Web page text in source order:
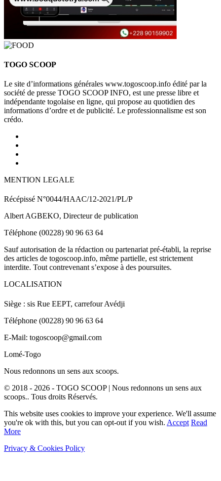
TOGO SCOOP
Le site d’informations générales www.togoscoop.info édité par la
société de presse TOGO SCOOP INFO, est une presse libre et
indépendante togolaise en ligne, qui propose au quotidien des
informations d’ordre et de publicité. Le professionnalisme est son
crédo.
MENTION LEGALE
Récépissé N°0044/HAAC/12-2021/PL/P
Albert AGBEKO, Directeur de publication
Téléphone (00228) 90 96 63 64
Sauf autorisation de la rédaction ou partenariat pré-établi, la reprise
des articles de togoscoop.info, même partielle, est strictement
interdite. Tout contrevenant s’expose à des poursuites.
LOCALISATION
Siège : sis Rue EEPT, carrefour Avédji
Téléphone (00228) 90 96 63 64
E-Mail: togoscoop@gmail.com
Lomé-Togo
Nous redonnons un sens aux scoops.
© 2018 - 2026 - TOGO SCOOP | Nous redonnons un sens aux
scoops.. Tous droits Réservés.
This website uses cookies to improve your experience. We'll assume
you're ok with this, but you can opt-out if you wish. Accept Read
More
Privacy & Cookies Policy